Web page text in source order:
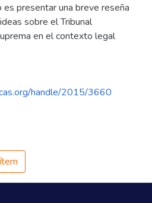
presentar una breve reseña
sobre el Tribunal
en el contexto legal
handle/2015/3660